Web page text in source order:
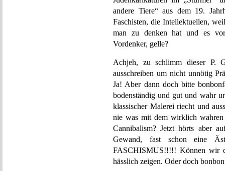
andere Tiere“ aus dem 19.
Faschisten, die Intellektuellen,
man zu denken hat und es
Vordenker, gelle?
Achjeh, zu schlimm dieser P.
ausschreiben um nicht unnötig
Ja! Aber dann doch bitte
bodenständig und gut und wahr
klassischer Malerei riecht und
nie was mit dem wirklich
Cannibalism? Jetzt hörts aber
Gewand, fast schon eine
FASCHISMUS!!!!! Können wir
hässlich zeigen. Oder doch